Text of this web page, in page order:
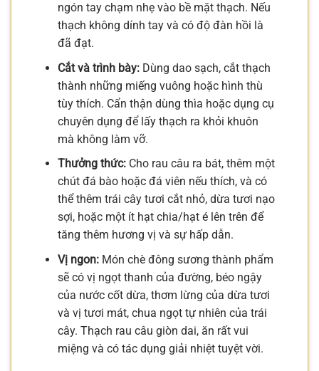
ngón tay chạm nhẹ vào bề mặt thạch. Nếu
thạch không dính tay và có độ đàn hồi là
đã đạt.
Cắt và trình bày:Dùng dao sạch, cắt thạch
thành những miếng vuông hoặc hình thù
tùy thích. Cẩn thận dùng thìa hoặc dụng cụ
chuyên dụng để lấy thạch ra khỏi khuôn
mà không làm vỡ.
Thưởng thức:Cho rau câu ra bát, thêm một
chút đá bào hoặc đá viên nếu thích, và có
thể thêm trái cây tươi cắt nhỏ, dừa tươi nạo
sợi, hoặc một ít hạt chia/hạt é lên trên để
tăng thêm hương vị và sự hấp dẫn.
Vị ngon:Món chè đông sương thành phẩm
sẽ có vị ngọt thanh của đường, béo ngậy
của nước cốt dừa, thơm lừng của dừa tươi
và vị tươi mát, chua ngọt tự nhiên của trái
cây. Thạch rau câu giòn dai, ăn rất vui
miệng và có tác dụng giải nhiệt tuyệt vời.